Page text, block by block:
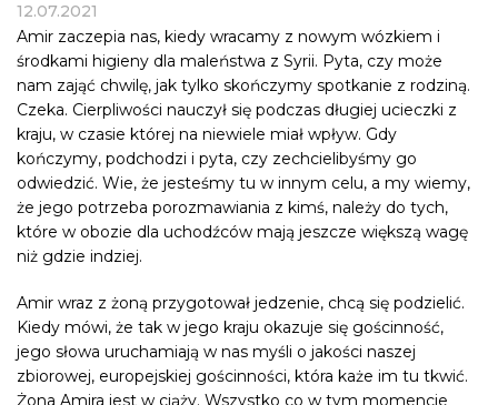
12.07.2021
Amir zaczepia nas, kiedy wracamy z nowym wózkiem i
środkami higieny dla maleństwa z Syrii. Pyta, czy może
nam zająć chwilę, jak tylko skończymy spotkanie z rodziną.
Czeka. Cierpliwości nauczył się podczas długiej ucieczki z
kraju, w czasie której na niewiele miał wpływ. Gdy
kończymy, podchodzi i pyta, czy zechcielibyśmy go
odwiedzić. Wie, że jesteśmy tu w innym celu, a my wiemy,
że jego potrzeba porozmawiania z kimś, należy do tych,
które w obozie dla uchodźców mają jeszcze większą wagę
niż gdzie indziej.
Amir wraz z żoną przygotował jedzenie, chcą się podzielić.
Kiedy mówi, że tak w jego kraju okazuje się gościnność,
jego słowa uruchamiają w nas myśli o jakości naszej
zbiorowej, europejskiej gościnności, która każe im tu tkwić.
Żona Amira jest w ciąży. Wszystko co w tym momencie